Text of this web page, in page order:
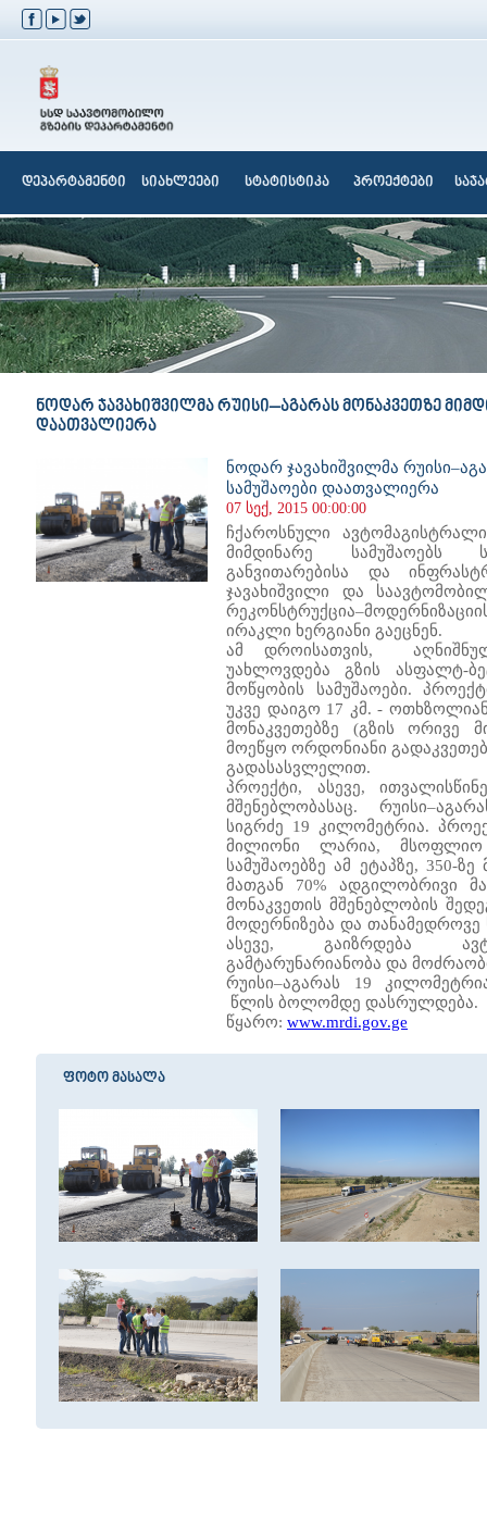
დეპარტამენტი სიახლეები სტატისტიკა პროექტები
ნოდარ ჯავახიშვილმა რუისი–აგარას მონაკვეთზე
დაათვალიერა
ნოდარ ჯავახიშვილმა
სამუშაოები დაათვალიერა
07 სექ, 2015 00:00:00
ჩქაროსნული
მიმდინარე სამუშაოებს
განვითარებისა და
ჯავახიშვილი და
ირაკლი ხერგიანი გაეცნენ.
ამ დროისათვის,
უახლოვდება გზის ასფალტ-
მოწყობის სამუშაოები.
უკვე დაიგო 17 კმ. -
მონაკვეთებზე (გზის ორივე
მოეწყო ორდონიანი
გადასასვლელით.
პროექტი, ასევე,
მშენებლობასაც.
სიგრძე 19 კილომეტრია.
მილიონი ლარია, მსოფლიო
სამუშაოებზე ამ ეტაპზე, 350-
მათგან 70% ადგილობრივი
მონაკვეთის მშენებლობის
მოდერნიზება და თანამედროვე
ასევე, გაიზრდება
გამტარუნარიანობა და
რუისი–აგარას 19
წლის ბოლომდე დასრულდება.
წყარო: www.mrdi.gov.ge
ფოტო მასალა